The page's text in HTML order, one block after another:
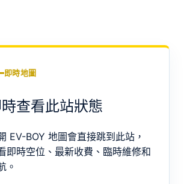
即時地圖
查看此站狀態
EV-BOY 地圖會直接跳到此站，
即時空位、最新收費、臨時維修和
。